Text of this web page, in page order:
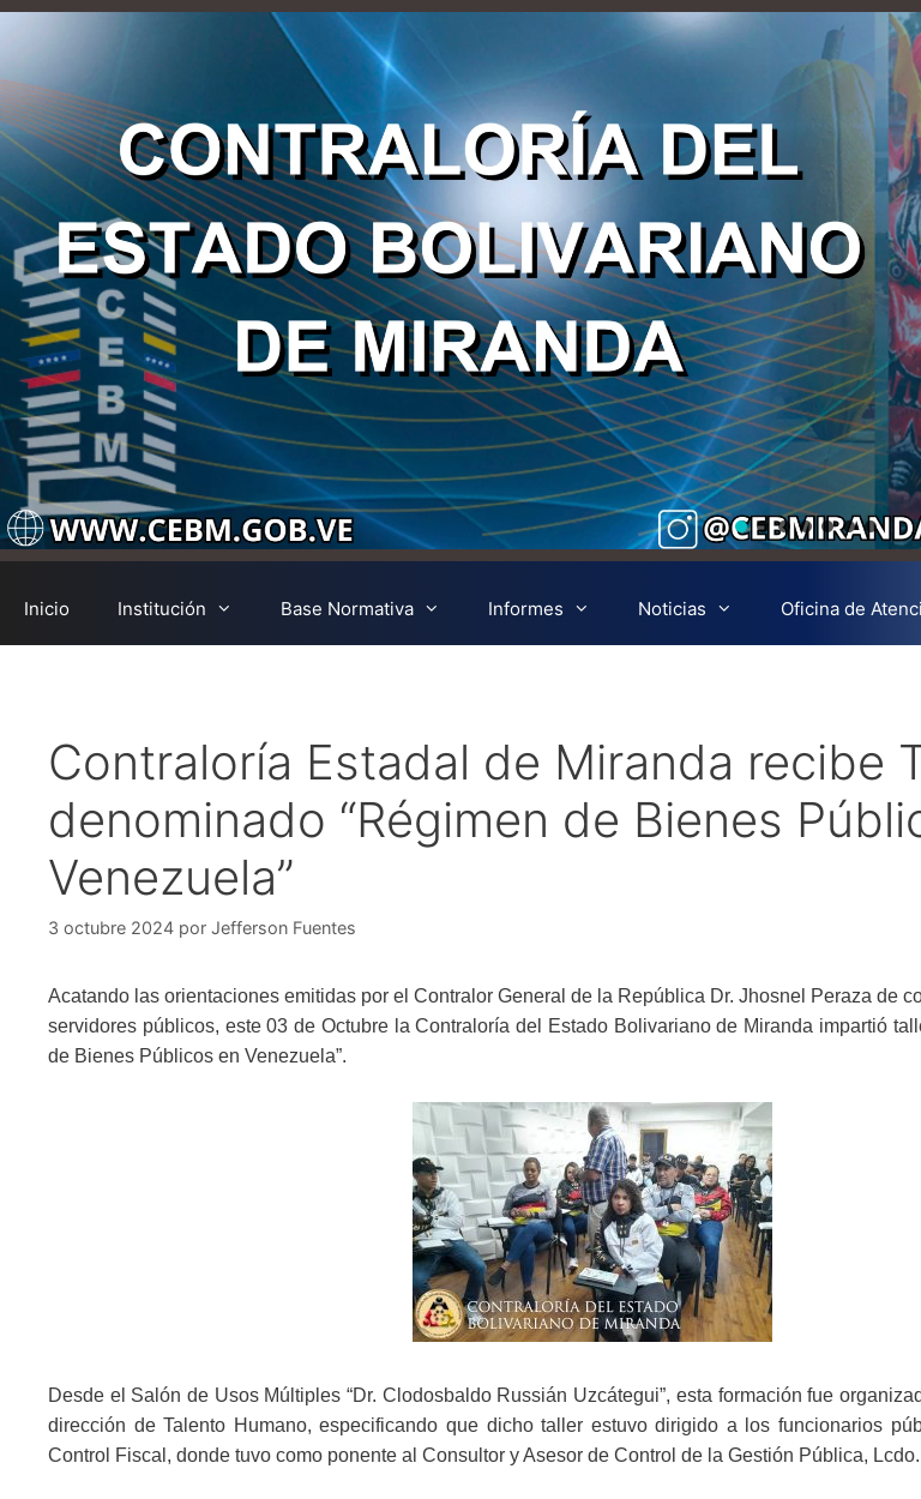
Inicio Institución Base Normativa Informes Noticias Oficina de
Contraloría Estadal de Miranda recibe
denominado “Régimen de Bienes
Venezuela”
3 octubre 2024 por Jefferson Fuentes
Acatando las orientaciones emitidas por el Contralor General de la República Dr. Jhosnel Peraza de
servidores públicos, este 03 de Octubre la Contraloría del Estado Bolivariano de Miranda impartió
de Bienes Públicos en Venezuela”.
Desde el Salón de Usos Múltiples “Dr. Clodosbaldo Russián Uzcátegui”, esta formación fue
dirección de Talento Humano, especificando que dicho taller estuvo dirigido a los funcionarios
Control Fiscal, donde tuvo como ponente al Consultor y Asesor de Control de la Gestión Pública,